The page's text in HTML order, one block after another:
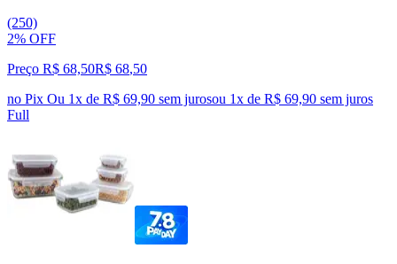
(250)
2% OFF
Preço R$ 68,50R$ 68,50
no Pix Ou 1x de R$ 69,90 sem jurosou 1x de R$ 69,90 sem juros
Full